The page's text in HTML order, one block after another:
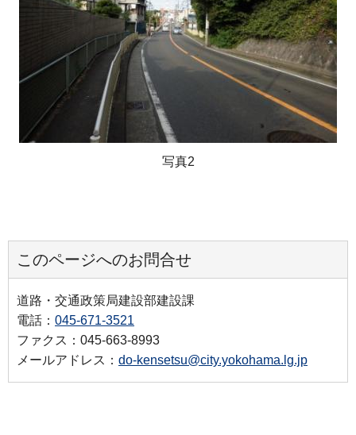
写真2
このページへのお問合せ
道路・交通政策局建設部建設課
電話： 045-671-3521
ファクス：045-663-8993
メールアドレス： do-kensetsu@city.yokohama.lg.jp